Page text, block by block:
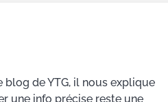
blog de YTG, il nous explique
une info précise reste une